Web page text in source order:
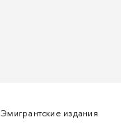
Эмигрантские издания